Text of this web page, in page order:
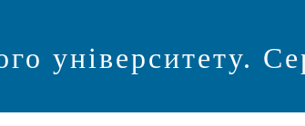
університету.